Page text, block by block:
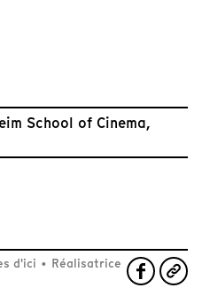
School of Cinema,
d'ici • Réalisatrice